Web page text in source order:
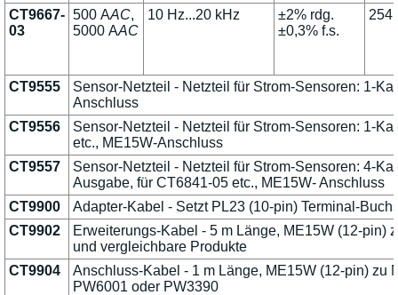
CT9667-
03
500 AAC,
5000 AAC
10 Hz...20 kHz
±2% rdg.
±0,3% f.s.
254
CT9555
Sensor-Netzteil - Netzteil für Strom-Sensoren: 1-
Anschluss
CT9556
Sensor-Netzteil - Netzteil für Strom-Sensoren: 1-
etc., ME15W-Anschluss
CT9557
Sensor-Netzteil - Netzteil für Strom-Sensoren: 4-
Ausgabe, für CT6841-05 etc., ME15W- Anschluss
CT9900
Adapter-Kabel - Setzt PL23 (10-pin) Terminal-
CT9902
Erweiterungs-Kabel - 5 m Länge, ME15W (12-pin)
und vergleichbare Produkte
CT9904
Anschluss-Kabel - 1 m Länge, ME15W (12-pin) zu
PW6001 oder PW3390